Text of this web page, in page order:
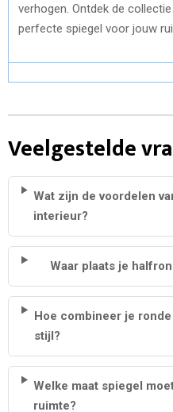
verhogen. Ontdek de collectie
perfecte spiegel voor jouw
Veelgestelde
Wat zijn de voordelen
interieur?
Waar plaats je
Hoe combineer je
stijl?
Welke maat spiegel
ruimte?